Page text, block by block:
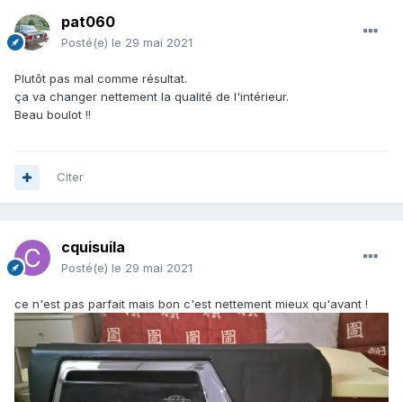
pat060
Posté(e) le 29 mai 2021
Plutôt pas mal comme résultat.
ça va changer nettement la qualité de l'intérieur.
Beau boulot !!
Citer
cquisuila
Posté(e) le 29 mai 2021
ce n'est pas parfait mais bon c'est nettement mieux qu'avant !